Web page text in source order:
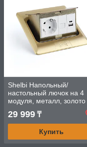
Shelbi Напольный/
настольный лючок на 4
модуля, металл, золото
29 999 ₸
Купить